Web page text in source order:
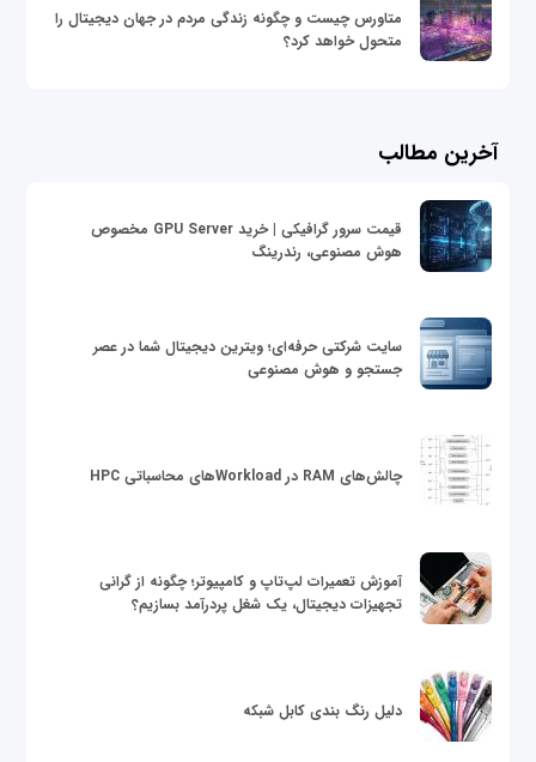
متاورس چیست و چگونه زندگی مردم در جهان دیجیتال را
متحول خواهد کرد؟
آخرین مطالب
قیمت سرور گرافیکی | خرید GPU Server مخصوص
هوش مصنوعی، رندرینگ
سایت شرکتی حرفه‌ای؛ ویترین دیجیتال شما در عصر
جستجو و هوش مصنوعی
چالش‌های RAM در Workloadهای محاسباتی HPC
آموزش تعمیرات لپ‌تاپ و کامپیوتر؛ چگونه از گرانی
تجهیزات دیجیتال، یک شغل پردرآمد بسازیم؟
دلیل رنگ بندی کابل شبکه